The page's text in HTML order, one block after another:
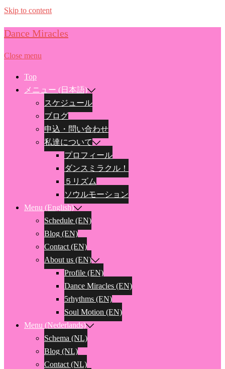
Skip to content
Dance Miracles
Close menu
Top
メニュー (日本語)
スケジュール
ブログ
申込・問い合わせ
私達について
プロフィール
ダンスミラクル！
５リズム
ソウルモーション
Menu (English)
Schedule (EN)
Blog (EN)
Contact (EN)
About us (EN)
Profile (EN)
Dance Miracles (EN)
5rhythms (EN)
Soul Motion (EN)
Menu (Nederlands)
Schema (NL)
Blog (NL)
Contact (NL)